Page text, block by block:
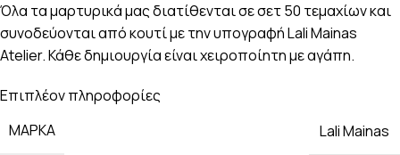
Όλα τα μαρτυρικά μας διατίθενται σε σετ 50 τεμαχίων και
συνοδεύονται από κουτί με την υπογραφή Lali Mainas
Atelier. Κάθε δημιουργία είναι χειροποίητη με αγάπη.
Επιπλέον πληροφορίες
ΜΆΡΚΑ
Lali Mainas